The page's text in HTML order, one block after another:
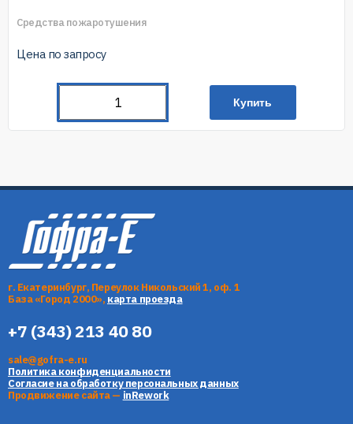
Средства пожаротушения
Цена по запросу
Купить
г. Екатеринбург, Переулок Никольский 1, оф. 1
База «Город 2000», карта проезда
+7 (343) 213 40 80
sale@gofra-e.ru
Политика конфиденциальности
Согласие на обработку персональных данных
Продвижение сайта — inRework